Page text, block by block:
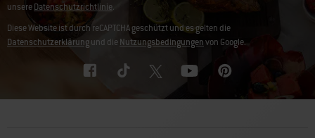
unsereDatenschutzrichtlinie.
Diese Website ist durch reCAPTCHA geschützt und es gelten die
Datenschutzerklärungund dieNutzungsbedingungenvon Google.